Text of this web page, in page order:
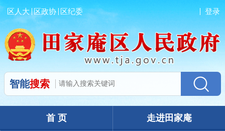
区人大 区政协 区纪委 登录
智能搜索
首 页 走进田家庵